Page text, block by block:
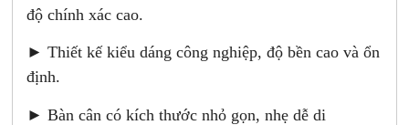
độ chính xác cao.
► Thiết kế kiểu dáng công nghiệp, độ bền cao và ổn
định.
► Bàn cân có kích thước nhỏ gọn, nhẹ dễ di